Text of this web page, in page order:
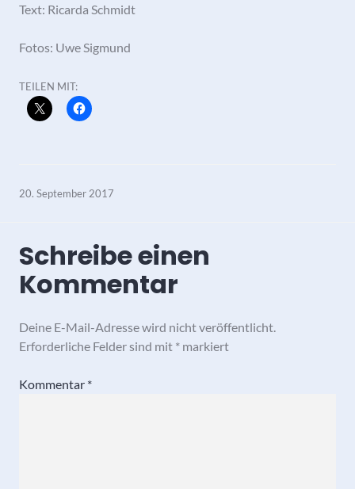
Text: Ricarda Schmidt
Fotos: Uwe Sigmund
TEILEN MIT:
20. September 2017
Schreibe einen
Kommentar
Deine E-Mail-Adresse wird nicht veröffentlicht.
Erforderliche Felder sind mit * markiert
Kommentar *